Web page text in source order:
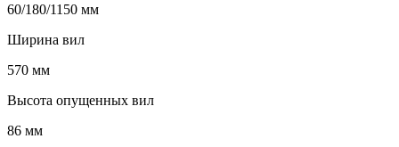
60/180/1150 мм
Ширина вил
570 мм
Высота опущенных вил
86 мм